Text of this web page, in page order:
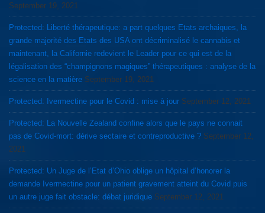
September 19, 2021
Protected: Liberté thérapeutique: a part quelques Etats archaiques, la
grande majorité des Etats des USA ont décriminalisé le cannabis et
maintenant, la Californie redevient le Leader pour ce qui est de la
légalisation des “champignons magiques” thérapeutiques : analyse de la
science en la matière September 19, 2021
Protected: Ivermectine pour le Covid : mise à jour September 12, 2021
Protected: La Nouvelle Zealand confine alors que le pays ne connait
pas de Covid-mort: dérive sectaire et contreproductive ? September 12,
2021
Protected: Un Juge de l’Etat d’Ohio oblige un hôpital d’honorer la
demande Ivermectine pour un patient gravement atteint du Covid puis
un autre juge fait obstacle: débat juridique September 12, 2021